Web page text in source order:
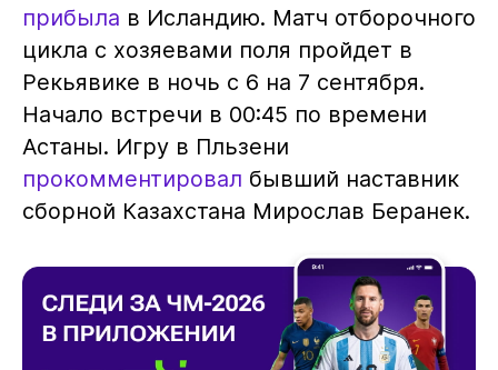
прибыла в Исландию. Матч отборочного
цикла с хозяевами поля пройдет в
Рекьявике в ночь с 6 на 7 сентября.
Начало встречи в 00:45 по времени
Астаны. Игру в Пльзени
прокомментировал бывший наставник
сборной Казахстана Мирослав Беранек.